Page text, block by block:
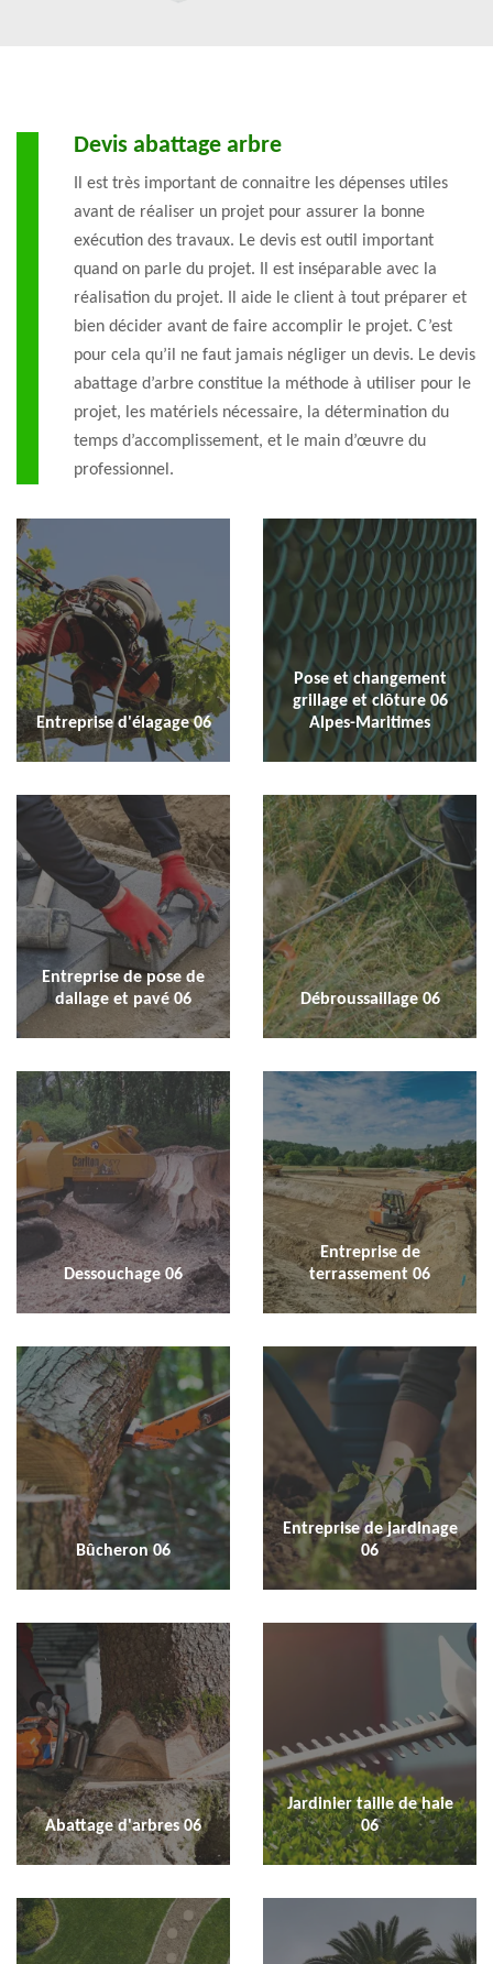
Devis abattage arbre
Il est très important de connaitre les dépenses utiles
avant de réaliser un projet pour assurer la bonne
exécution des travaux. Le devis est outil important
quand on parle du projet. Il est inséparable avec la
réalisation du projet. Il aide le client à tout préparer et
bien décider avant de faire accomplir le projet. C’est
pour cela qu’il ne faut jamais négliger un devis. Le devis
abattage d’arbre constitue la méthode à utiliser pour le
projet, les matériels nécessaire, la détermination du
temps d’accomplissement, et le main d’œuvre du
professionnel.
Entreprise d'élagage 06
Pose et changement
grillage et clôture 06
Alpes-Maritimes
Entreprise de pose de
dallage et pavé 06
Débroussaillage 06
Dessouchage 06
Entreprise de
terrassement 06
Bûcheron 06
Entreprise de jardinage
06
Abattage d'arbres 06
Jardinier taille de haie
06